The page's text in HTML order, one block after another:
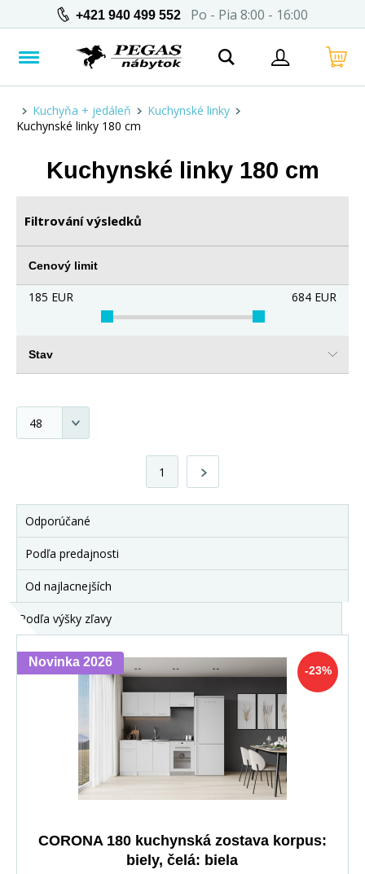
+421 940 499 552 Po - Pia 8:00 - 16:00
Kuchyňa + jedáleň
Kuchynské linky
Kuchynské linky 180 cm
Kuchynské linky 180 cm
Filtrování výsledků
Cenový limit
185 EUR 684 EUR
Stav
1
Odporúčané
Podľa predajnosti
Od najlacnejších
Podľa výšky zľavy
-23%
Novinka 2026
CORONA 180 kuchynská zostava korpus:
biely, čelá: biela